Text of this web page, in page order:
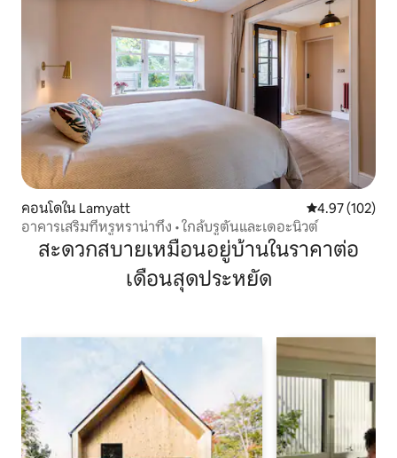
คอนโดใน Lamyatt คะแนนเฉลี่ย
4.97 (102)
อาคารเสริมที่หรูหราน่าทึ่ง • ใกล้บรูตันและเดอะนิวต์
สะดวกสบายเหมือนอยู่บ้านในราคาต่อ
เดือนสุดประหยัด